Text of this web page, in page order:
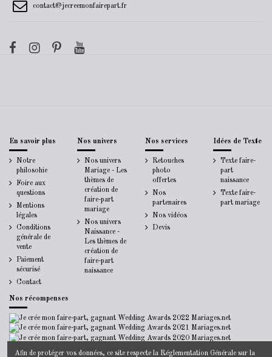
contact@jecreemonfairepart.fr
En savoir plus
Notre
philosohie
Foire aux
questions
Mentions
légales
Conditions
générale de
vente
Paiement
sécurisé
Contact
Nos univers
Nos univers
Mariage - Les
thèmes de
création de
faire-part
mariage
Nos univers
Naissance -
Les thèmes de
création de
faire-part
naissance
Nos services
Retouches
photo
offertes
Nos
partenaires
Nos vidéos
Devis
Idées de Texte
Texte faire-
part
naissance
Texte faire-
part mariage
Nos récompenses
Afin de protéger vos données, ce site respecte la Réglementation Générale sur la